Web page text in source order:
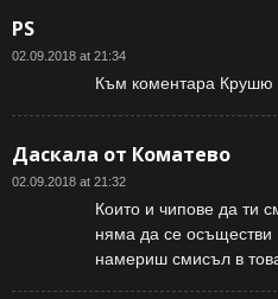
PS
02.09.2018 at 21:34
Към коментара Крушю
Даскала от Коматево
02.09.2018 at 21:32
Които и чипове да ти
няма да се
намериш смисъл в